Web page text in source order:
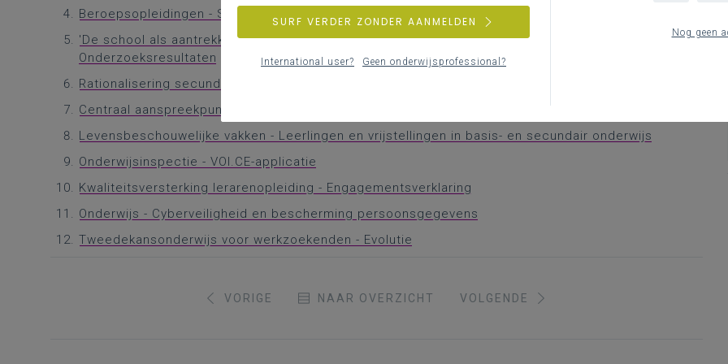
Beroepsopleidingen - Slechte leermobiliteit
'De school als aantrekkelijke en kwaliteitsvolle werkplek om leraren te behouden' -
Onderzoeksresultaten
Rationalisering secundair onderwijs - Effecten
Centraal aanspreekpunt voor ouders en ouderwerkingen - Stand van zaken
Levensbeschouwelijke vakken - Leerlingen en vrijstellingen in basis- en secundair onderwijs
Onderwijsinspectie - VOI.CE-applicatie
Kwaliteitsversterking lerarenopleiding - Engagementsverklaring
Onderwijs - Cyberveiligheid en bescherming persoonsgegevens
Tweedekansonderwijs voor werkzoekenden - Evolutie
VORIGE NAAR OVERZICHT VOLGENDE
Nog geen
SURF VERDER ZONDER AANMELDEN
International user? Geen onderwijsprofessional?